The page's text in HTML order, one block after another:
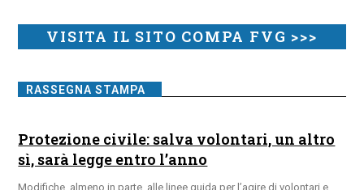
VISITA IL SITO COMPA FVG >>>
RASSEGNA STAMPA
Protezione civile: salva volontari, un altro
sì, sarà legge entro l’anno
Modifiche, almeno in parte, alle linee guida per l’agire di volontari e